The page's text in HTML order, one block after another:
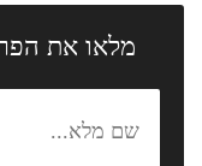
מלאו את